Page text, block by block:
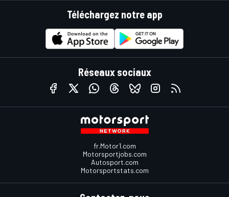
Téléchargez notre app
Réseaux sociaux
fr.Motor1.com
Motorsportjobs.com
Autosport.com
Motorsportstats.com